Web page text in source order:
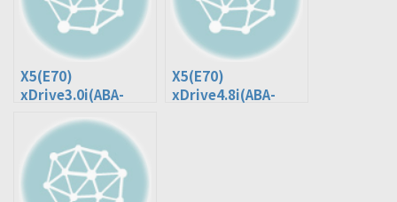
X5(E70)
xDrive3.0i(ABA-
X5(E70)
xDrive4.8i(ABA-